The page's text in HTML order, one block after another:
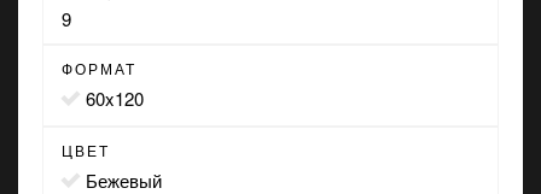
9
ФОРМАТ
60x120
ЦВЕТ
бежевый